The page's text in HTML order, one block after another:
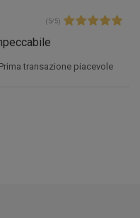
( 5/ 5)
transazione piacevole